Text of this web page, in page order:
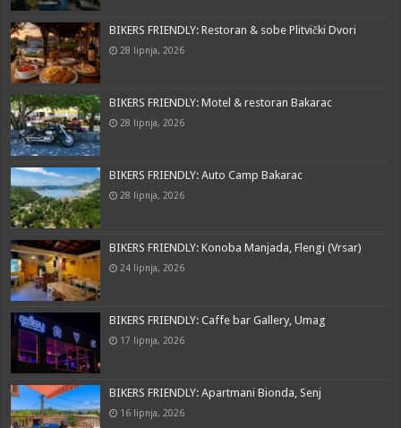
BIKERS FRIENDLY: Restoran & sobe Plitvički Dvori
28 lipnja, 2026
BIKERS FRIENDLY: Motel & restoran Bakarac
28 lipnja, 2026
BIKERS FRIENDLY: Auto Camp Bakarac
28 lipnja, 2026
BIKERS FRIENDLY: Konoba Manjada, Flengi (Vrsar)
24 lipnja, 2026
BIKERS FRIENDLY: Caffe bar Gallery, Umag
17 lipnja, 2026
BIKERS FRIENDLY: Apartmani Bionda, Senj
16 lipnja, 2026